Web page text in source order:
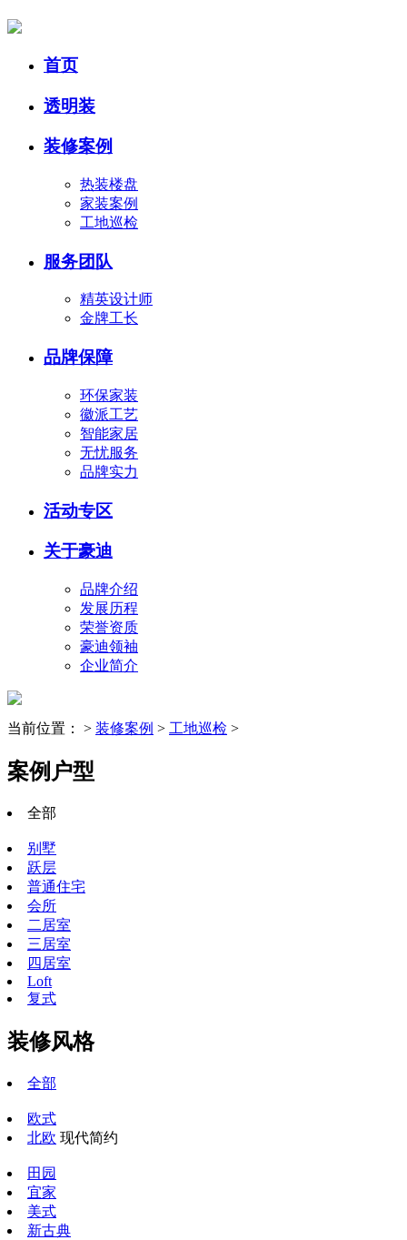
首页
透明装
装修案例
热装楼盘
家装案例
工地巡检
服务团队
精英设计师
金牌工长
品牌保障
环保家装
徽派工艺
智能家居
无忧服务
品牌实力
活动专区
关于豪迪
品牌介绍
发展历程
荣誉资质
豪迪领袖
企业简介
当前位置： > 装修案例 > 工地巡检 >
案例户型
全部
别墅
跃层
普通住宅
会所
二居室
三居室
四居室
Loft
复式
装修风格
全部
欧式
北欧 现代简约
田园
宜家
美式
新古典